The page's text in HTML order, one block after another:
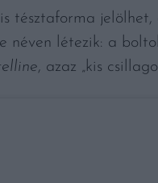
tésztaforma
néven létezik: a
, azaz „kis